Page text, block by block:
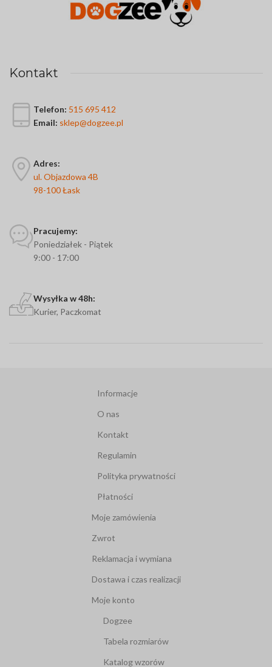
Kontakt
Telefon: 515 695 412
Email: sklep@dogzee.pl
Adres:
ul. Objazdowa 4B
98-100 Łask
Pracujemy:
Poniedziałek - Piątek
9:00 - 17:00
Wysyłka w 48h:
Kurier, Paczkomat
Informacje
O nas
Kontakt
Regulamin
Polityka prywatności
Płatności
Moje zamówienia
Zwrot
Reklamacja i wymiana
Dostawa i czas realizacji
Moje konto
Dogzee
Tabela rozmiarów
Katalog wzorów